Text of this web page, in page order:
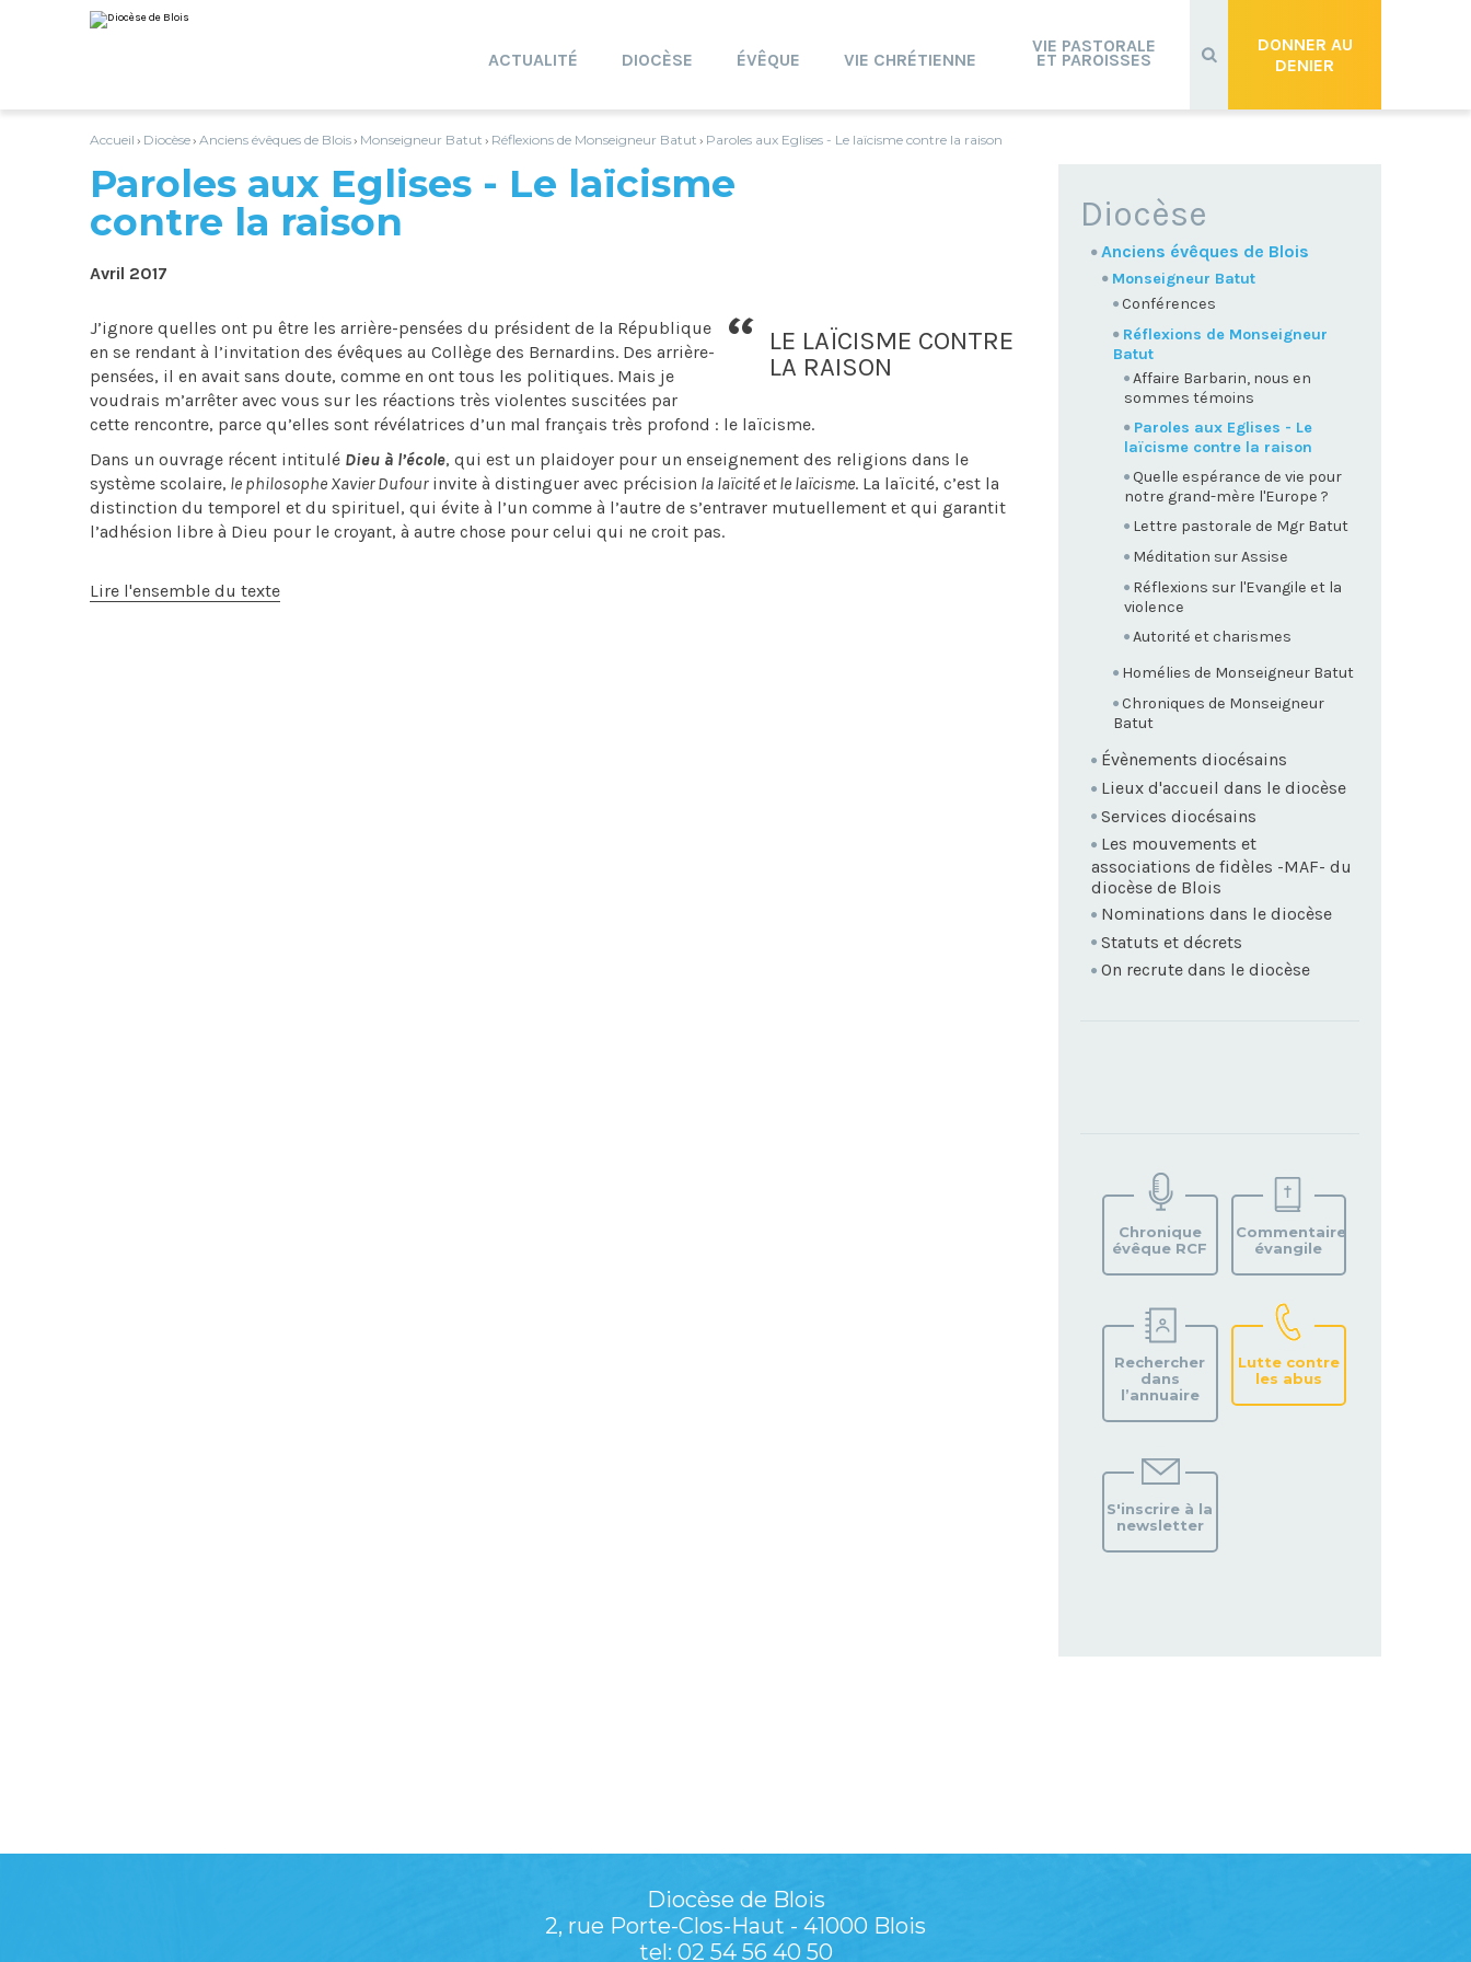
au
contenu.
personnels
DONNER AU
DENIER
ACTUALITÉ DIOCÈSE ÉVÊQUE VIE CHRÉTIENNE
VIE PASTORALE
ET PAROISSES
Accueil › Diocèse› Anciens évêques de Blois› Monseigneur Batut › Réflexions de Monseigneur Batut › Paroles aux Eglises - Le laïcisme contre la raison
Paroles aux Eglises - Le laïcisme
contre la raison
Avril 2017
LE LAÏCISME CONTRE
LA RAISON
J’ignore quelles ont pu être les arrière-pensées du président de la République
en se rendant à l’invitation des évêques au Collège des Bernardins. Des arrière-
pensées, il en avait sans doute, comme en ont tous les politiques. Mais je
voudrais m’arrêter avec vous sur les réactions très violentes suscitées par
cette rencontre, parce qu’elles sont révélatrices d’un mal français très profond : le laïcisme.
Dans un ouvrage récent intitulé Dieu à l’école, qui est un plaidoyer pour un enseignement des religions dans le
système scolaire, le philosophe Xavier Dufourinvite à distinguer avec précision la laïcité et le laïcisme. La laïcité, c’est la
distinction du temporel et du spirituel, qui évite à l’un comme à l’autre de s’entraver mutuellement et qui garantit
l’adhésion libre à Dieu pour le croyant, à autre chose pour celui qui ne croit pas.
Lire l'ensemble du texte
NAVIGATION
Diocèse
Anciens évêques de Blois
Monseigneur Batut
Conférences
Réflexions de Monseigneur
Batut
Affaire Barbarin, nous en
sommes témoins
Paroles aux Eglises - Le
laïcisme contre la raison
Quelle espérance de vie pour
notre grand-mère l'Europe ?
Lettre pastorale de Mgr Batut
Méditation sur Assise
Réflexions sur l'Evangile et la
violence
Autorité et charismes
Homélies de Monseigneur Batut
Chroniques de Monseigneur
Batut
Évènements diocésains
Lieux d'accueil dans le diocèse
Services diocésains
Les mouvements et
associations de fidèles -MAF- du
diocèse de Blois
Nominations dans le diocèse
Statuts et décrets
On recrute dans le diocèse
VOTRE
PAROISSE
Chronique
évêque RCF
Commentaire
évangile
Rechercher
dans
l’annuaire
Lutte contre
les abus
S'inscrire à la
newsletter
Diocèse de Blois
2, rue Porte-Clos-Haut - 41000 Blois
tel: 02 54 56 40 50